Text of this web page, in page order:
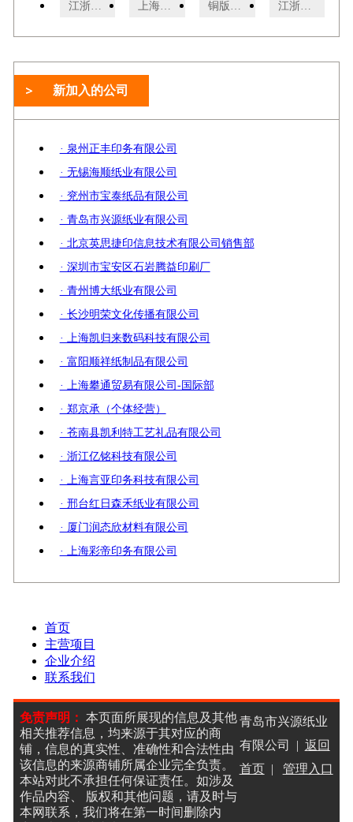
江浙沪化学标签 江浙沪葡萄酒标签公司
新加入的公司
· 泉州正丰印务有限公司
· 无锡海顺纸业有限公司
· 兖州市宝泰纸品有限公司
· 青岛市兴源纸业有限公司
· 北京英思捷印信息技术有限公司销售部
· 深圳市宝安区石岩腾益印刷厂
· 青州博大纸业有限公司
· 长沙明荣文化传播有限公司
· 上海凯归来数码科技有限公司
· 富阳顺祥纸制品有限公司
· 上海攀通贸易有限公司-国际部
· 郑京承（个体经营）
· 苍南县凯利特工艺礼品有限公司
· 浙江亿铭科技有限公司
· 上海言亚印务科技有限公司
· 邢台红日森禾纸业有限公司
· 厦门润态欣材料有限公司
· 上海彩帝印务有限公司
首页
主营项目
企业介绍
联系我们
免责声明： 本页面所展现的信息及其他
相关推荐信息，均来源于其对应的商
铺，信息的真实性、准确性和合法性由
该信息的来源商铺所属企业完全负责。
本站对此不承担任何保证责任。如涉及
作品内容、 版权和其他问题，请及时与
本网联系，我们将在第一时间删除内
青岛市兴源纸业
有限公司 | 返回
首页| 管理入口